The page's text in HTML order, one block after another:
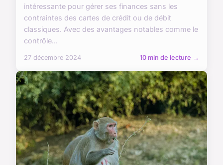
intéressante pour gérer ses finances sans les
contraintes des cartes de crédit ou de débit
classiques. Avec des avantages notables comme le
contrôle...
27 décembre 2024 10 min de lecture →